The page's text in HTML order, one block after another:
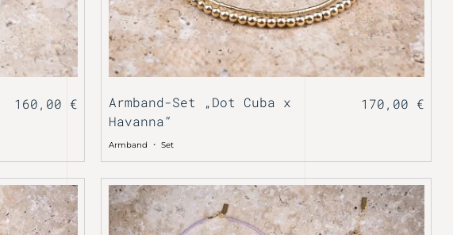
160,00 €
Armband-Set „Dot Cuba x
Havanna“
170,00 €
Armband ・ Set